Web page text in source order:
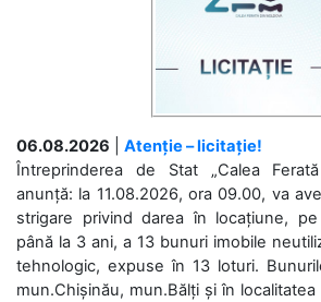
06.08.2026
Atenție – licitație!
Întreprinderea de Stat „Calea
anunță: la 11.08.2026, ora 09.00, va
strigare privind darea în locațiune,
până la 3 ani, a 13 bunuri imobile
tehnologic, expuse în 13 loturi.
mun.Chișinău, mun.Bălți și în